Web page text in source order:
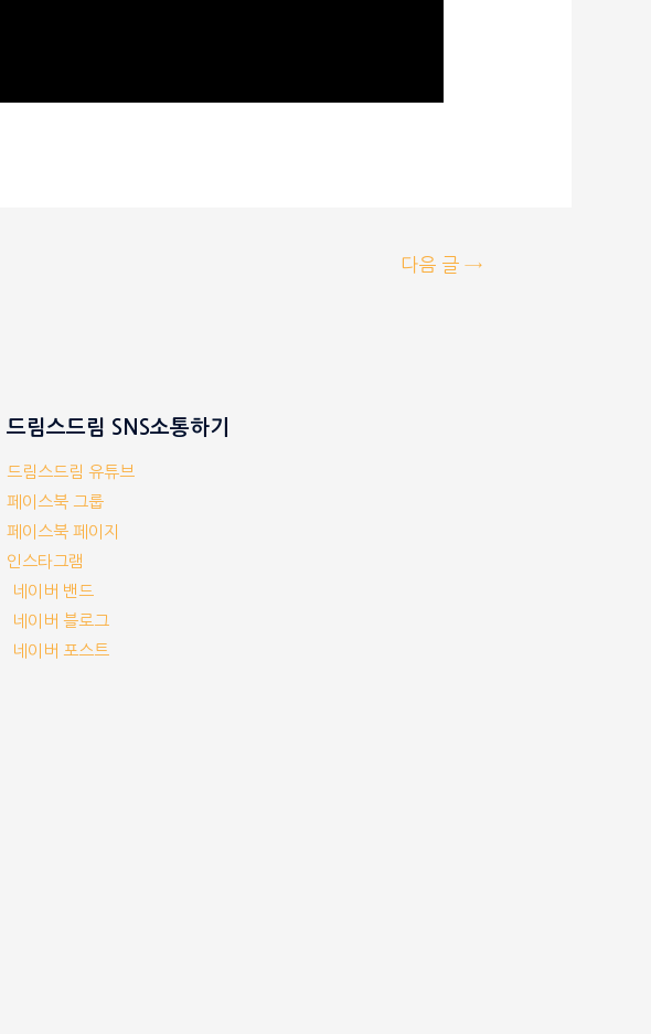
다음 글→
드림스드림 SNS소통하기
드림스드림 유튜브
페이스북 그룹
페이스북 페이지
인스타그램
네이버 밴드
네이버 블로그
네이버 포스트